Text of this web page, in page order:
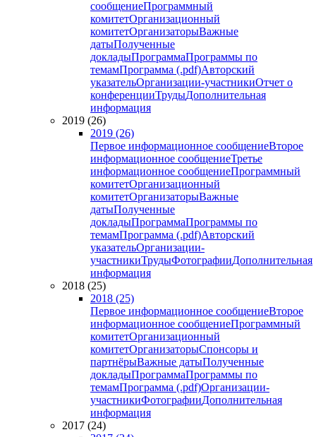
сообщениеПрограммный
комитетОрганизационный
комитетОрганизаторыВажные
датыПолученные
докладыПрограммаПрограммы по
темамПрограмма (.pdf)Авторский
указательОрганизации-участникиОтчет о
конференцииТрудыДополнительная
информация
2019 (26)
2019 (26)
Первое информационное сообщениеВторое
информационное сообщениеТретье
информационное сообщениеПрограммный
комитетОрганизационный
комитетОрганизаторыВажные
датыПолученные
докладыПрограммаПрограммы по
темамПрограмма (.pdf)Авторский
указательОрганизации-
участникиТрудыФотографииДополнительная
информация
2018 (25)
2018 (25)
Первое информационное сообщениеВторое
информационное сообщениеПрограммный
комитетОрганизационный
комитетОрганизаторыСпонсоры и
партнёрыВажные датыПолученные
докладыПрограммаПрограммы по
темамПрограмма (.pdf)Организации-
участникиФотографииДополнительная
информация
2017 (24)